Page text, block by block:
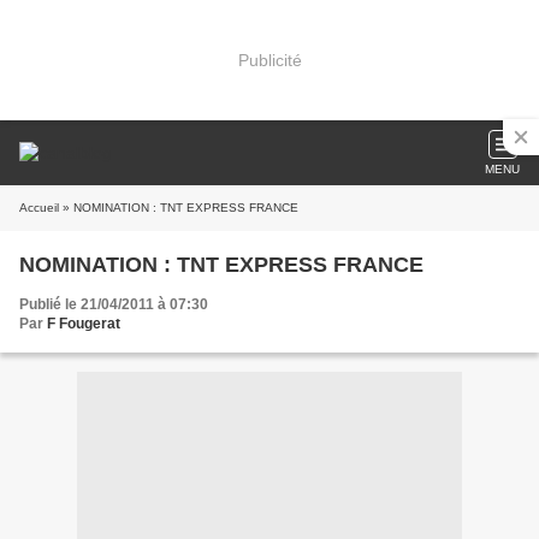
Publicité
MENU
Accueil » NOMINATION : TNT EXPRESS FRANCE
NOMINATION : TNT EXPRESS FRANCE
Publié le 21/04/2011 à 07:30
Par F Fougerat